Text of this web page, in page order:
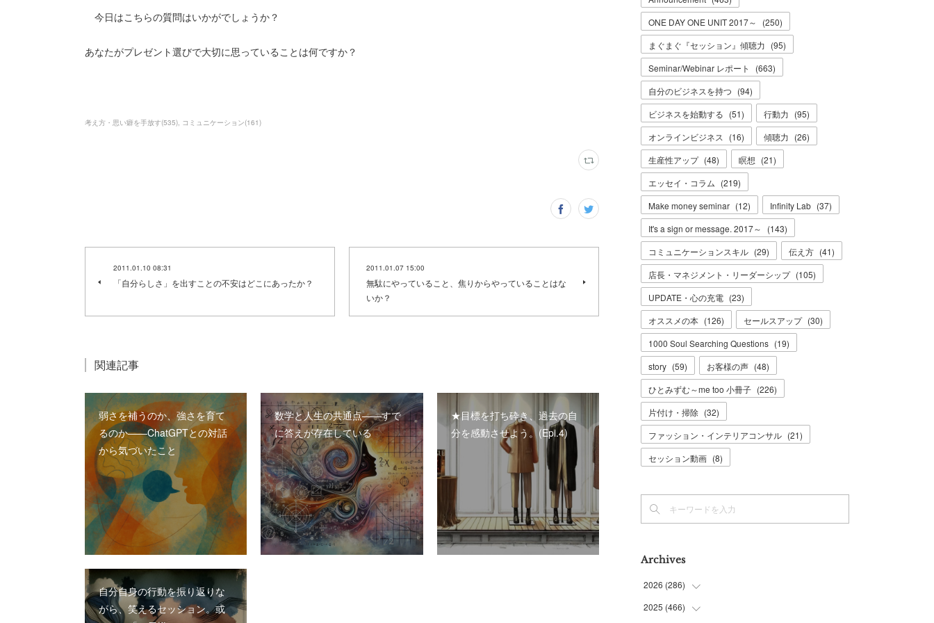
今日はこちらの質問はいかがでしょうか？
あなたがプレゼント選びで大切に思っていることは何ですか？
考え方・思い癖を手放す(535) コミュニケーション(161)
2011.01.10 08:31
「自分らしさ」を出すことの不安はどこにあったか？
2011.01.07 15:00
無駄にやっていること、焦りからやっていることはな
いか？
関連記事
弱さを補うのか、強さを育て
るのか――ChatGPTとの対話
から気づいたこと
数学と人生の共通点――すで
に答えが存在している
★目標を打ち砕き、過去の自
分を感動させよう。(Epi.4)
自分自身の行動を振り返りな
がら、笑えるセッション。或
ONE DAY ONE UNIT 2017～
(250)
まぐまぐ『セッション』傾聴力 (95)
Seminar/Webinar レポート
(663)
自分のビジネスを持つ (94)
ビジネスを始動する (51) 行動力 (95)
オンラインビジネス
(16) 傾聴力 (26)
生産性アップ (48) 瞑想 (21)
エッセイ・コラム (219)
Make money seminar (12) Infinity Lab (37)
It's a sign or message. 2017～
(143)
コミュニケーションスキル (29) 伝え方 (41)
店長・マネジメント・リーダーシップ (105)
UPDATE・心の充電 (23)
オススメの本 (126) セールスアップ (30)
1000 Soul Searching Questions (19)
story (59) お客様の声 (48)
ひとみずむ～me too 小冊子 (226)
片付け・掃除 (32)
ファッション・インテリアコンサル (21)
セッション動画 (8)
Archives
2026 (286)
(7)
2025 (466)